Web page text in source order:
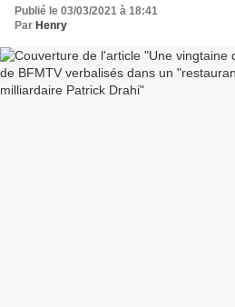
Drahi
Publié le 03/03/2021 à 18:41
Par Henry